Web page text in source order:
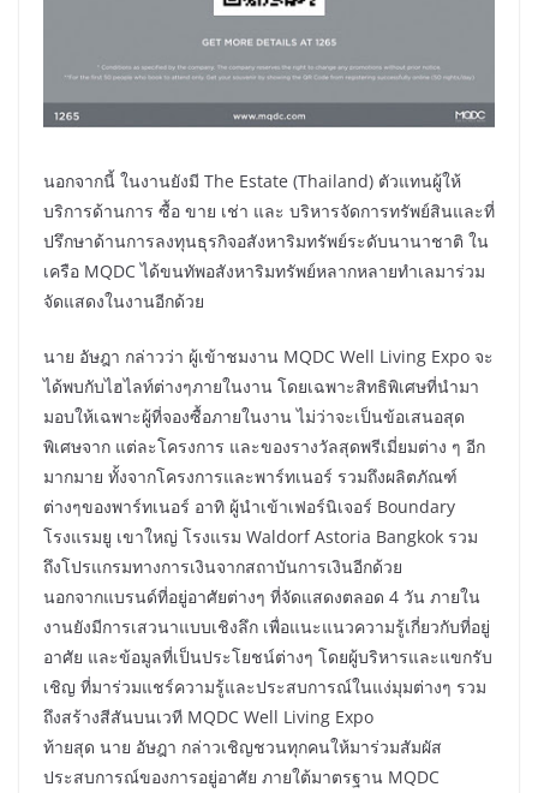
นอกจากนี้ ในงานยังมี The Estate (Thailand) ตัวแทนผู้ให้
บริการด้านการ ซื้อ ขาย เช่า และ บริหารจัดการทรัพย์สินและที่
ปรึกษาด้านการลงทุนธุรกิจอสังหาริมทรัพย์ระดับนานาชาติ ใน
เครือ MQDC ได้ขนทัพอสังหาริมทรัพย์หลากหลายทำเลมาร่วม
จัดแสดงในงานอีกด้วย
นาย อัษฎา กล่าวว่า ผู้เข้าชมงาน MQDC Well Living Expo จะ
ได้พบกับไฮไลท์ต่างๆภายในงาน โดยเฉพาะสิทธิพิเศษที่นำมา
มอบให้เฉพาะผู้ที่จองซื้อภายในงาน ไม่ว่าจะเป็นข้อเสนอสุด
พิเศษจาก แต่ละโครงการ และของรางวัลสุดพรีเมี่ยมต่าง ๆ อีก
มากมาย ทั้งจากโครงการและพาร์ทเนอร์ รวมถึงผลิตภัณฑ์
ต่างๆของพาร์ทเนอร์ อาทิ ผู้นำเข้าเฟอร์นิเจอร์ Boundary
โรงแรมยู เขาใหญ่ โรงแรม Waldorf Astoria Bangkok รวม
ถึงโปรแกรมทางการเงินจากสถาบันการเงินอีกด้วย
นอกจากแบรนด์ที่อยู่อาศัยต่างๆ ที่จัดแสดงตลอด 4 วัน ภายใน
งานยังมีการเสวนาแบบเชิงลึก เพื่อแนะแนวความรู้เกี่ยวกับที่อยู่
อาศัย และข้อมูลที่เป็นประโยชน์ต่างๆ โดยผู้บริหารและแขกรับ
เชิญ ที่มาร่วมแชร์ความรู้และประสบการณ์ในแง่มุมต่างๆ รวม
ถึงสร้างสีสันบนเวที MQDC Well Living Expo
ท้ายสุด นาย อัษฎา กล่าวเชิญชวนทุกคนให้มาร่วมสัมผัส
ประสบการณ์ของการอยู่อาศัย ภายใต้มาตรฐาน MQDC